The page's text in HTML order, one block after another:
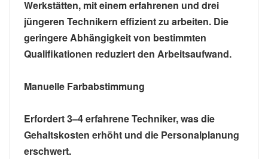
Werkstätten, mit einem erfahrenen und drei
jüngeren Technikern effizient zu arbeiten. Die
geringere Abhängigkeit von bestimmten
Qualifikationen reduziert den Arbeitsaufwand.
Manuelle Farbabstimmung
Erfordert 3–4 erfahrene Techniker, was die
Gehaltskosten erhöht und die Personalplanung
erschwert.